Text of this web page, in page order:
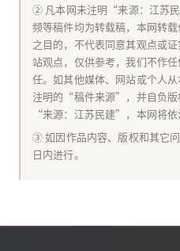
② 凡本网未注明“来源：江苏
频等稿件均为转载稿，本网转
之目的，不代表同意其观点或
站观点，仅供参考，我们不作
任。如其他媒体、网站或个人
注明的“稿件来源”，并自负版
“来源：江苏民建”，本网将依
③ 如因作品内容、版权和其它
日内进行。